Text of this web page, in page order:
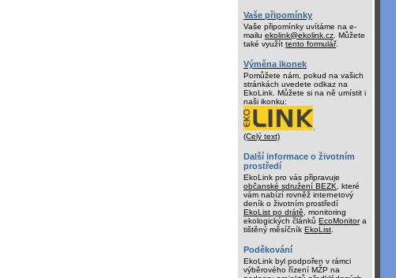
Vaše připomínky
Vaše připomínky uvítáme na e-
mailu ekolink@ekolink.cz . Můžete
také využít tento formulář.
Výměna ikonek
Pomůžete nám, pokud na vašich
stránkách uvedete odkaz na
EkoLink. Můžete si na ně umístit i
naši ikonku:
(Celý text)
Další informace o životním
prostředí
EkoLink pro vás připravuje
občanské sdružení BEZK , které
vám nabízí rovněž internetový
deník o životním prostředí
EkoList po drátě , monitoring
ekologických článků EcoMonitora
tištěný měsíčník EkoList
Poděkování
EkoLink byl podpořen v rámci
výběrového řízení MŽP na